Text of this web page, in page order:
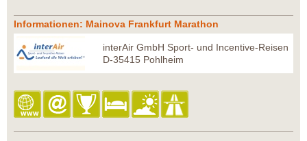
Informationen: Mainova Frankfurt Marathon
interAir GmbH Sport- und Incentive-Reisen
D-35415 Pohlheim